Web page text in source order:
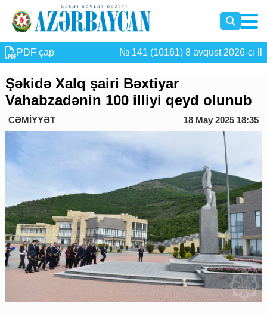
PDF çap № 141 (10161) 8 avqust 2026-cı il
Şəkidə Xalq şairi Bəxtiyar
Vahabzadənin 100 illiyi qeyd olunub
CƏMİYYƏT 18 May 2025 18:35